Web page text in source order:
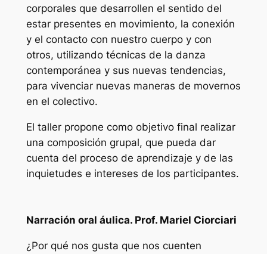
corporales que desarrollen el sentido del
estar presentes en movimiento, la conexión
y el contacto con nuestro cuerpo y con
otros, utilizando técnicas de la danza
contemporánea y sus nuevas tendencias,
para vivenciar nuevas maneras de movernos
en el colectivo.
El taller propone como objetivo final realizar
una composición grupal, que pueda dar
cuenta del proceso de aprendizaje y de las
inquietudes e intereses de los participantes.
Narración oral áulica. Prof. Mariel Ciorciari
¿Por qué nos gusta que nos cuenten